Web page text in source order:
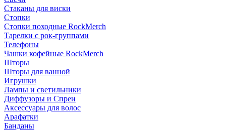
Стаканы для виски
Стопки
Стопки походные RockMerch
Тарелки с рок-группами
Телефоны
Чашки кофейные RockMerch
Шторы
Шторы для ванной
Игрушки
Лампы и светильники
Диффузоры и Спреи
Аксессуары для волос
Арафатки
Банданы